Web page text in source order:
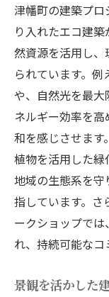
津幡町の建築プ
り入れたエコ建
然資源を活用し
られています。
や、自然光を最
ネルギー効率を
和を感じさせま
植物を活用した
地域の生態系を
指しています。さ
ークショップで
れ、持続可能なコ
景観を活かした